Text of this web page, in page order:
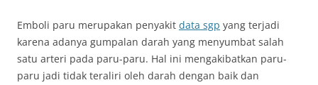
Emboli paru merupakan penyakit data sgp yang terjadi
karena adanya gumpalan darah yang menyumbat salah
satu arteri pada paru-paru. Hal ini mengakibatkan paru-
paru jadi tidak teraliri oleh darah dengan baik dan